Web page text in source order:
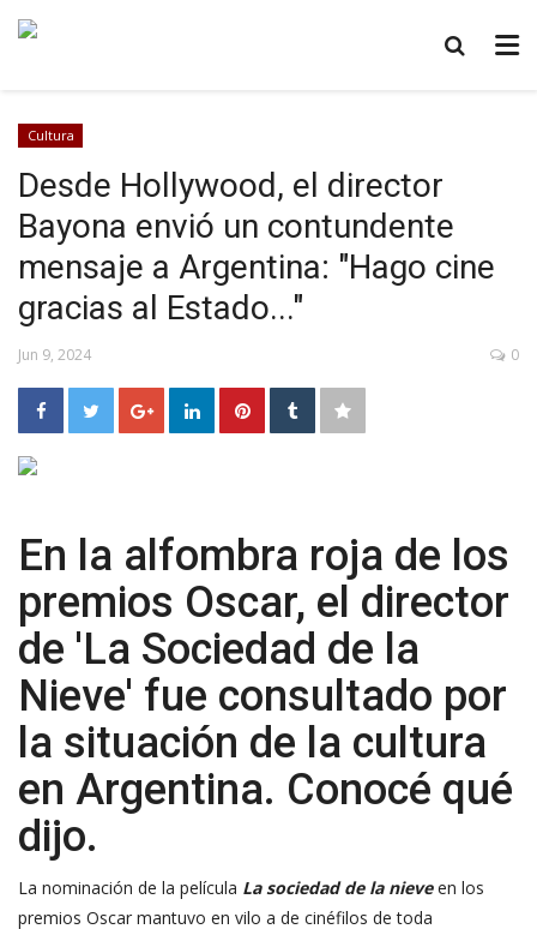
Cultura
Desde Hollywood, el director
Bayona envió un contundente
mensaje a Argentina: "Hago cine
gracias al Estado..."
Jun 9, 2024 0
En la alfombra roja de los
premios Oscar, el director
de 'La Sociedad de la
Nieve' fue consultado por
la situación de la cultura
en Argentina. Conocé qué
dijo.
La nominación de la película La sociedad de la nieveen los
premios Oscar mantuvo en vilo a de cinéfilos de toda